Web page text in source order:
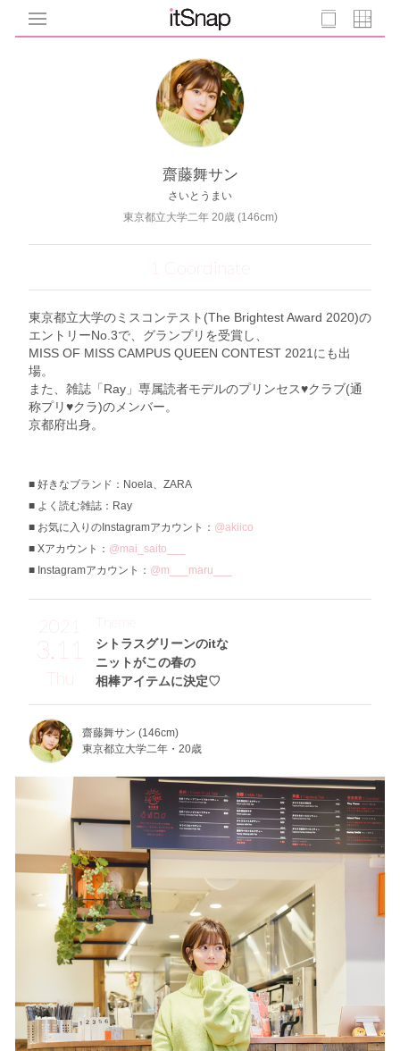
齋藤舞サン
さいとうまい
東京都立大学二年 20歳 (146cm)
1 Coordinate
東京都立大学のミスコンテスト(The Brightest Award 2020)の
エントリーNo.3で、グランプリを受賞し、
MISS OF MISS CAMPUS QUEEN CONTEST 2021にも出
場。
また、雑誌「Ray」専属読者モデルのプリンセス♥クラブ(通
称プリ♥クラ)のメンバー。
京都府出身。
好きなブランド：Noela、ZARA
よく読む雑誌：Ray
お気に入りのInstagramアカウント： @akiico
Xアカウント： @mai_saito___
Instagramアカウント： @m___maru___
3.11
Thu
シトラスグリーンのitな
ニットがこの春の
相棒アイテムに決定♡
Theme
齋藤舞サン (146cm)
東京都立大学二年・20歳